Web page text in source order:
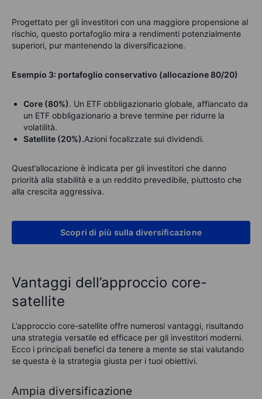
Progettato per gli investitori con una maggiore propensione al
rischio, questo portafoglio mira a rendimenti potenzialmente
superiori, pur mantenendo la diversificazione.
Esempio 3: portafoglio conservativo (allocazione 80/20)
Core (80%). Un ETF obbligazionario globale, affiancato da
un ETF obbligazionario a breve termine per ridurre la
volatilità.
Satellite (20%).Azioni focalizzate sui dividendi.
Quest’allocazione è indicata per gli investitori che danno
priorità alla stabilità e a un reddito prevedibile, piuttosto che
alla crescita aggressiva.
Scopri di più sulla diversificazione
Vantaggi dell’approccio core-
satellite
L’approccio core-satellite offre numerosi vantaggi, risultando
una strategia versatile ed efficace per gli investitori moderni.
Ecco i principali benefici da tenere a mente se stai valutando
se questa è la strategia giusta per i tuoi obiettivi.
Ampia diversificazione